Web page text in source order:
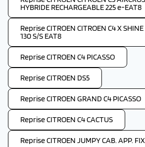
HYBRIDE RECHARGEABLE 225 e-EAT8
Reprise CITROEN CITROEN C4 X
130 S/S EAT8
Reprise CITROEN C4 PICASSO
Reprise CITROEN DS5
Reprise CITROEN GRAND C4 PICASSO
Reprise CITROEN C4 CACTUS
Reprise CITROEN JUMPY CAB. APP.